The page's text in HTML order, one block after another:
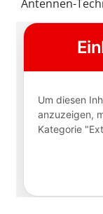
Antennen-